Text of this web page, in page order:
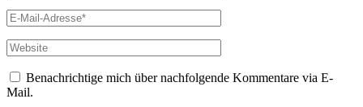
E-
Mail-
Adresse*
Website
Benachrichtige mich über nachfolgende Kommentare via E-
Mail.